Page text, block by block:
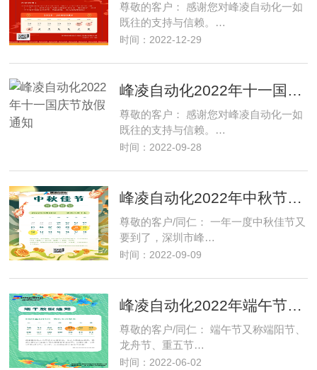
尊敬的客户： 感谢您对峰凌自动化一如
既往的支持与信赖。…
时间：2022-12-29
峰凌自动化2022年十一国庆节放假通知
尊敬的客户： 感谢您对峰凌自动化一如
既往的支持与信赖。…
时间：2022-09-28
峰凌自动化2022年中秋节放假通知
尊敬的客户/同仁： 一年一度中秋佳节又
要到了，深圳市峰…
时间：2022-09-09
峰凌自动化2022年端午节放假通知
尊敬的客户/同仁： 端午节又称端阳节、
龙舟节、重五节…
时间：2022-06-02